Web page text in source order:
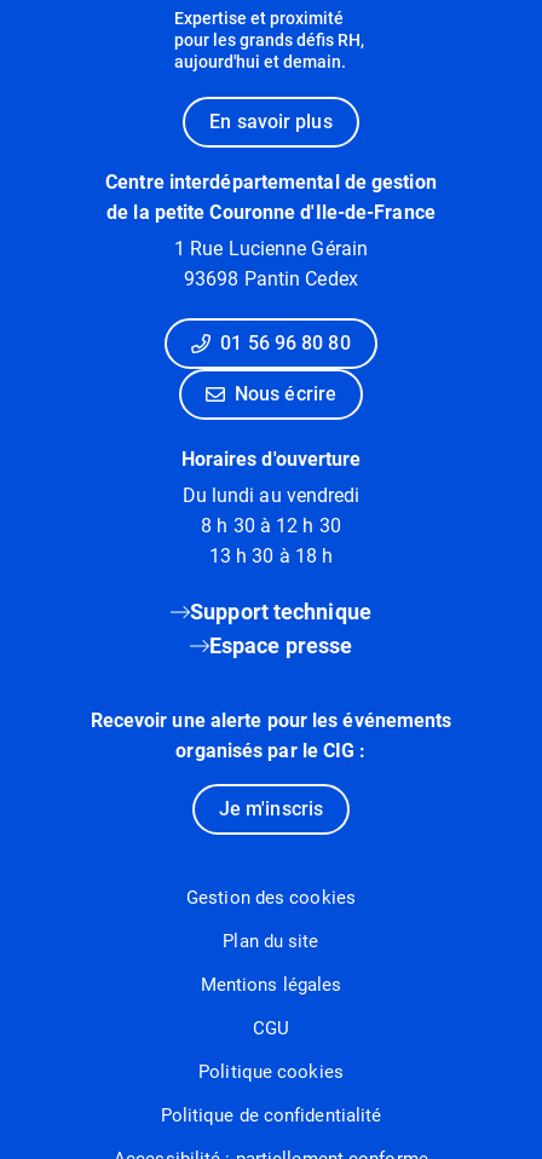
Expertise et proximité
pour les grands défis RH,
aujourd'hui et demain.
En savoir plus
Centre interdépartemental de gestion
de la petite Couronne d'Ile-de-France
1 Rue Lucienne Gérain
93698 Pantin Cedex
01 56 96 80 80
Nous écrire
Horaires d'ouverture
Du lundi au vendredi
8 h 30 à 12 h 30
13 h 30 à 18 h
Support technique
Espace presse
Recevoir une alerte pour les événements
organisés par le CIG :
Je m'inscris
Gestion des cookies
Plan du site
Mentions légales
CGU
Politique cookies
Politique de confidentialité